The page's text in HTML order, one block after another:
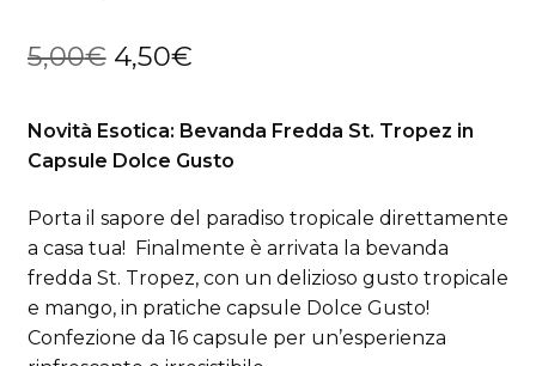
5,00€ Il
originale
5,00€.
4,50€Il
attuale
4,50€.
Novità Esotica: Bevanda Fredda St. Tropez in
Capsule Dolce Gusto
Porta il sapore del paradiso tropicale direttamente
a casa tua! Finalmente è arrivata la bevanda
fredda St. Tropez, con un delizioso gusto tropicale
e mango, in pratiche capsule Dolce Gusto!
Confezione da 16 capsule per un’esperienza